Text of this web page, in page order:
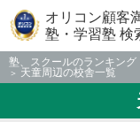
オリコン顧客
塾・学習塾 検
塾、スクールのランキング
天童周辺の校舎一覧